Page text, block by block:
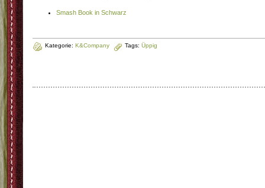
Smash Book in Schwarz
Kategorie: K&Company Tags: Üppig